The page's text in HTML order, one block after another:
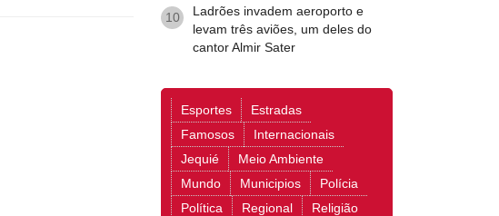
10
Ladrões invadem aeroporto e
levam três aviões, um deles do
cantor Almir Sater
Esportes
Estradas
Famosos
Internacionais
Jequié
Meio Ambiente
Mundo
Municipios
Polícia
Política
Regional
Religião